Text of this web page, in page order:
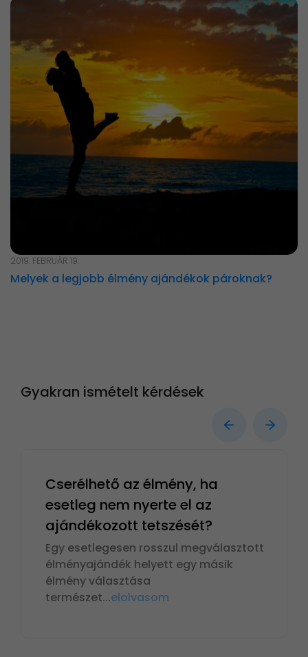
2019. FEBRUÁR 19.
Melyek a legjobb élmény ajándékok pároknak?
Gyakran ismételt kérdések
Cserélhető az élmény, ha
esetleg nem nyerte el az
ajándékozott tetszését?
Egy esetlegesen rosszul megválasztott
élményajándék helyett egy másik
élmény választása
természet...elolvasom